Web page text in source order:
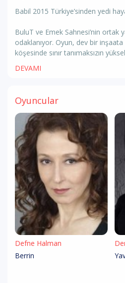
Babil 2015 Türkiye’sinden yedi
BuluT ve Emek Sahnesi’nin ortak
odaklanıyor. Oyun, dev bir
köşesinde sınır tanımaksızın
DEVAMI
Oyuncular
Defne Halman
Berrin